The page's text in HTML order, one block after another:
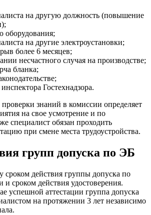
на другую должность (повышение
оборудования;
на другие электроустановки;
более 6 месяцев;
несчастного случая на производстве;
бланка;
Гостехнадзора.
знаний в комиссии определяет
на свое усмотрение и по
специалист обязан проходить
при смене места трудоустройства.
групп допуска по ЭБ
сроком действия группы допуска по
и сроком действия удостоверения.
успешной аттестации группа допуска
на протяжении 3 лет независимо